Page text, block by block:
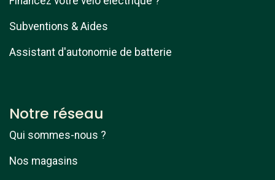
Subventions & Aides
Assistant d'autonomie de batterie
Notre réseau
Qui sommes-nous ?
Nos magasins